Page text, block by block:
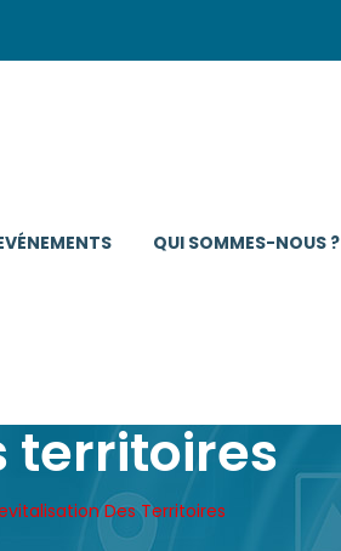
QUI SOMMES-NOUS ?
territoires
Des Territoires